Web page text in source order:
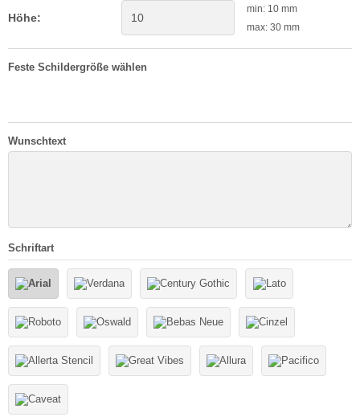
Höhe:
min: 10 mm
max: 30 mm
Feste Schildergröße wählen
Wunschtext
Schriftart